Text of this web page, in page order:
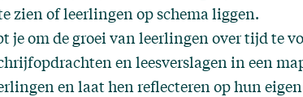
zien of leerlingen op schema liggen.
je om de groei van leerlingen over tijd te
en leesverslagen in een
en laat hen reflecteren op hun